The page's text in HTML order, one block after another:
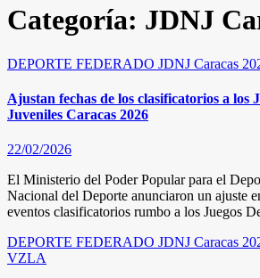
Categoría: JDNJ
DEPORTE FEDERADO JDNJ Caracas
Ajustan fechas de los clasificatorios a los
Juveniles Caracas 2026
22/02/2026
El Ministerio del Poder Popular para el
Nacional del Deporte anunciaron un ajuste
eventos clasificatorios rumbo a los Juegos
DEPORTE FEDERADO JDNJ Caracas
VZLA